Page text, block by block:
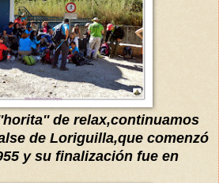
de relax,continuamos
de Loriguilla,que comenzó
y su finalización fue en